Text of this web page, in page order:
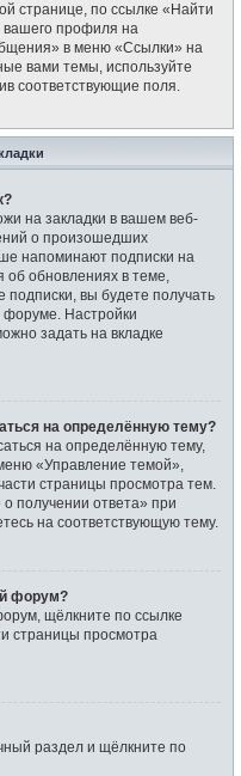
странице, по ссылке «Найти
вашего профиля на
в меню «Ссылки» на
вами темы, используйте
соответствующие поля.
на закладки в вашем веб-
о произошедших
напоминают подписки на
обновлениях в теме,
подписки, вы будете получать
Настройки
задать на вкладке
на определённую тему?
на определённую тему,
«Управление темой»,
страницы просмотра тем.
получении ответа» при
на соответствующую тему.
форум?
щёлкните по ссылке
страницы просмотра
раздел и щёлкните по